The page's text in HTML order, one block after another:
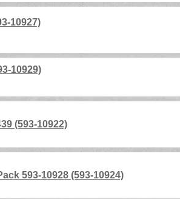
10927)
10929)
(593-10922)
593-10928 (593-10924)